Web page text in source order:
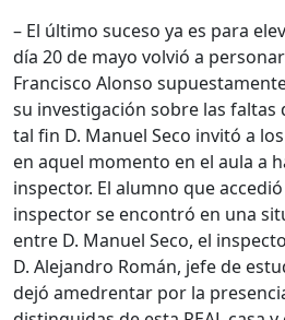
– El último suceso ya es para
día 20 de mayo volvió a
Francisco Alonso
su investigación sobre las faltas
tal fin D. Manuel Seco invitó a
en aquel momento en el aula a
inspector. El alumno que
inspector se encontró en una
entre D. Manuel Seco, el
D. Alejandro Román, jefe de
dejó amedrentar por la